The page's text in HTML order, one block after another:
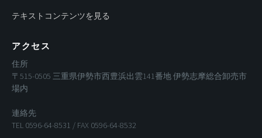
テキストコンテンツを見る
アクセス
住所
〒515-0505 三重県伊勢市西豊浜出雲141番地 伊勢志摩総合卸売市
場内
連絡先
TEL 0596-64-8531 / FAX 0596-64-8532